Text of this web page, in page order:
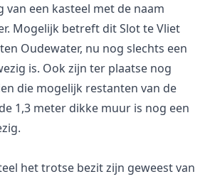
van een kasteel met de naam
Mogelijk betreft dit Slot te Vliet
Oudewater, nu nog slechts een
is. Ook zijn ter plaatse nog
die mogelijk restanten van de
1,3 meter dikke muur is nog een
het trotse bezit zijn geweest van